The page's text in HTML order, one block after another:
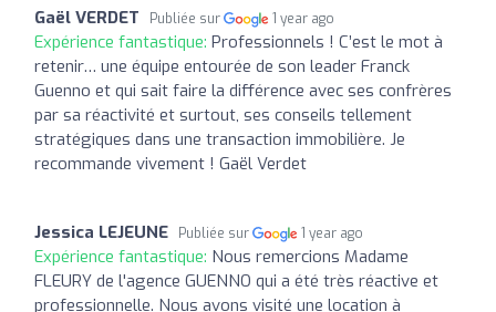
Gaël VERDET Publiée sur 1 year ago
Expérience fantastique: Professionnels ! C’est le mot à
retenir… une équipe entourée de son leader Franck
Guenno et qui sait faire la différence avec ses confrères
par sa réactivité et surtout, ses conseils tellement
stratégiques dans une transaction immobilière. Je
recommande vivement ! Gaël Verdet
Jessica LEJEUNE Publiée sur 1 year ago
Expérience fantastique: Nous remercions Madame
FLEURY de l'agence GUENNO qui a été très réactive et
professionnelle. Nous avons visité une location à